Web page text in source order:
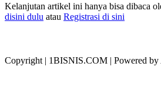
Kelanjutan artikel ini hanya bisa dibaca
disini dulu atau Registrasi di sini
Copyright | 1BISNIS.COM | Powered